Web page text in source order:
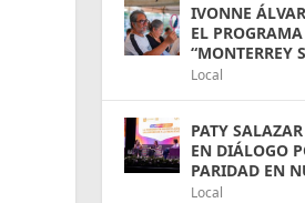
IVONNE
EL PROGRAMA
“MONTERREY
Local
PATY
EN DIÁLOGO
PARIDAD EN
Local